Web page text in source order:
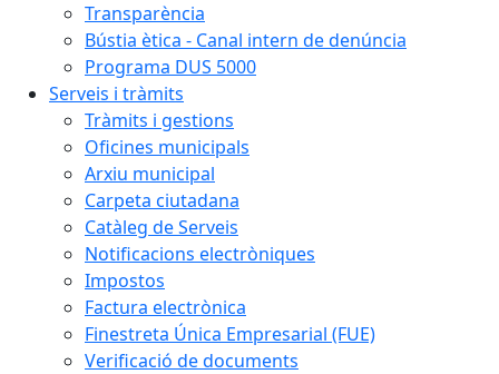
Transparència
Bústia ètica - Canal intern de denúncia
Programa DUS 5000
Serveis i tràmits
Tràmits i gestions
Oficines municipals
Arxiu municipal
Carpeta ciutadana
Catàleg de Serveis
Notificacions electròniques
Impostos
Factura electrònica
Finestreta Única Empresarial (FUE)
Verificació de documents